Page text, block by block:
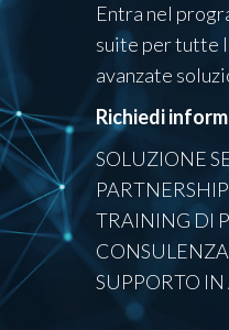
Entra nel
suite per tutte
avanzate
Richiedi
SOLUZIONE
TRAINING DI
SUPPORTO